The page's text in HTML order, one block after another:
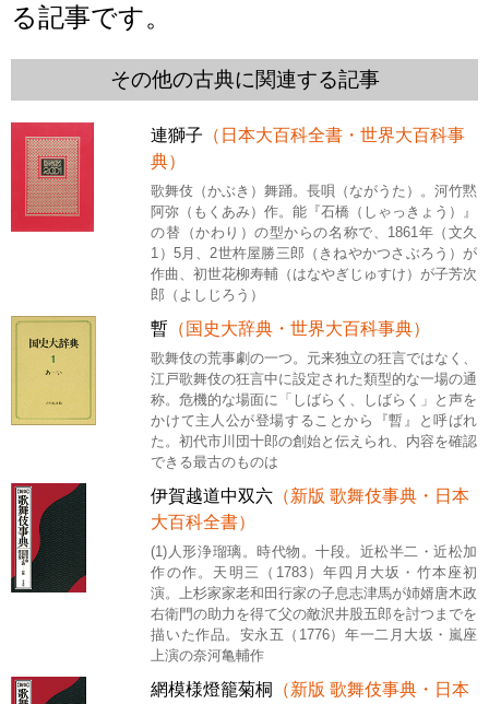
る記事です。
その他の古典に関連する記事
連獅子 （日本大百科全書・世界大百科事
典）
歌舞伎（かぶき）舞踊。長唄（ながうた）。河竹黙
阿弥（もくあみ）作。能『石橋（しゃっきょう）』
の替（かわり）の型からの名称で、1861年（文久
1）5月、2世杵屋勝三郎（きねやかつさぶろう）が
作曲、初世花柳寿輔（はなやぎじゅすけ）が子芳次
郎（よしじろう）
暫 （国史大辞典・世界大百科事典）
歌舞伎の荒事劇の一つ。元来独立の狂言ではなく、
江戸歌舞伎の狂言中に設定された類型的な一場の通
称。危機的な場面に「しばらく、しばらく」と声を
かけて主人公が登場することから『暫』と呼ばれ
た。初代市川団十郎の創始と伝えられ、内容を確認
できる最古のものは
伊賀越道中双六 （新版 歌舞伎事典・日本
大百科全書）
(1)人形浄瑠璃。時代物。十段。近松半二・近松加
作の作。天明三（1783）年四月大坂・竹本座初
演。上杉家家老和田行家の子息志津馬が姉婿唐木政
右衛門の助力を得て父の敵沢井股五郎を討つまでを
描いた作品。安永五（1776）年一二月大坂・嵐座
上演の奈河亀輔作
網模様燈籠菊桐
（新版 歌舞伎事典・日本